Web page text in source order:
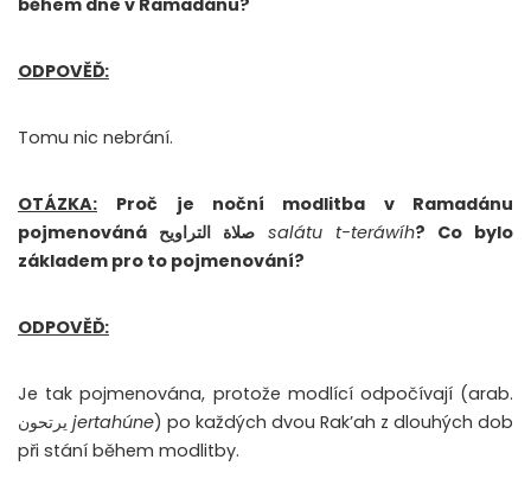
během dne v Ramadánu?
ODPOVĚĎ:
Tomu nic nebrání.
OTÁZKA:
Proč je noční modlitba v Ramadánu
salátu t-teráwíh? Co bylo
základem pro to pojmenování?
ODPOVĚĎ:
Je tak pojmenována, protože modlící odpočívají (arab.
jertahúne) po každých dvou Rak’ah z dlouhých dob
při stání během modlitby.